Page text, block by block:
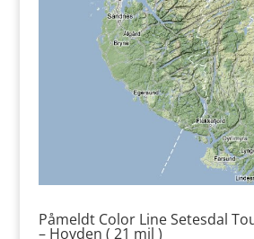
Påmeldt Color Line Setesdal
– Hovden ( 21 mil )